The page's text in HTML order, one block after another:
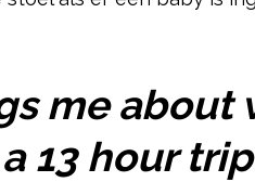
me about
13 hour